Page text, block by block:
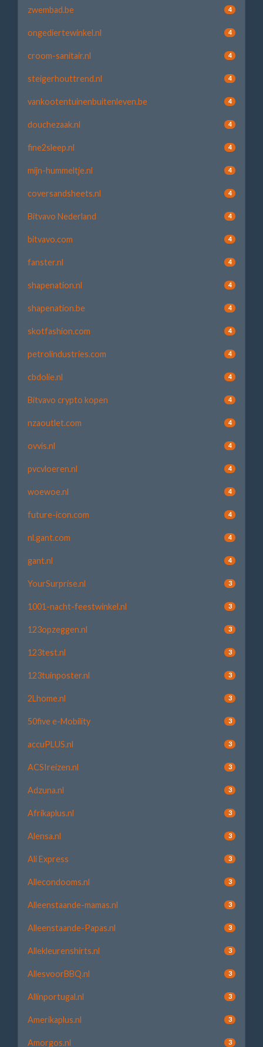
zwembad.be 4
ongediertewinkel.nl 4
croom-sanitair.nl 4
steigerhouttrend.nl 4
vankootentuinenbuitenleven.be 4
douchezaak.nl 4
fine2sleep.nl 4
mijn-hummeltje.nl 4
coversandsheets.nl 4
Bitvavo Nederland 4
bitvavo.com 4
fanster.nl 4
shapenation.nl 4
shapenation.be 4
skotfashion.com 4
petrolindustries.com 4
cbdolie.nl 4
Bitvavo crypto kopen 4
nzaoutlet.com 4
ovvis.nl 4
pvcvloeren.nl 4
woewoe.nl 4
future-icon.com 4
nl.gant.com 4
gant.nl 4
YourSurprise.nl 3
1001-nacht-feestwinkel.nl 3
123opzeggen.nl 3
123test.nl 3
123tuinposter.nl 3
2Lhome.nl 3
50five e-Mobility 3
accuPLUS.nl 3
ACSIreizen.nl 3
Adzuna.nl 3
Afrikaplus.nl 3
Alensa.nl 3
Ali Express 3
Allecondooms.nl 3
Alleenstaande-mamas.nl 3
Alleenstaande-Papas.nl 3
Allekleurenshirts.nl 3
AllesvoorBBQ.nl 3
Allinportugal.nl 3
Amerikaplus.nl 3
Amorgos.nl 3